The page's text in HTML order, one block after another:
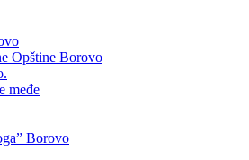
Opštine Borovo
međe
Borovo